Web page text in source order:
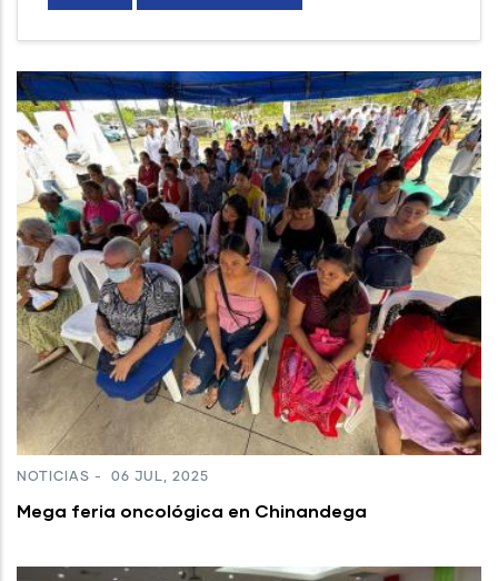
NOTICIAS - 06 JUL, 2025
Mega feria oncológica en Chinandega